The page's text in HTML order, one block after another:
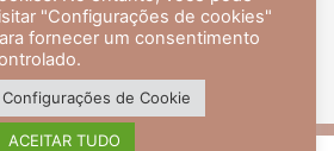
mais +
"Configurações de cookies"
fornecer um consentimento
Configurações de Cookie
ACEITAR TUDO